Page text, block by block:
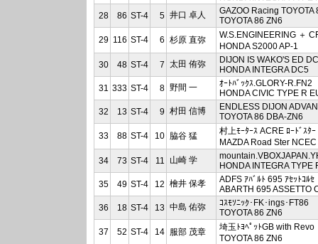
28
86 ST-4 5 井口 卓人
GAZOO Racing TOYOTA
TOYOTA 86 ZN6
29 116 ST-4 6 杉原 直弥
W.S.ENGINEERING ＋
HONDA S2000 AP-1
30
48 ST-4 7 太田 侑弥
DIJON IS WAKO'S ED
HONDA INTEGRA DC5
31 333 ST-4 8 野間 一
ｵｰﾄﾊﾞｯｸｽ.GLORY-R.FN2
HONDA CIVIC TYPE R
32
13 ST-4 9 村田 信博
ENDLESS DIJON
TOYOTA 86 DBA-ZN6
33
88 ST-4 10 脇谷 猛
村上ﾓｰﾀｰｽ ACRE ﾛｰﾄﾞｽﾀｰ
MAZDA Road Ster NCEC
34
73 ST-4 11 山崎 学
HONDA INTEGRA TYPE
35
49 ST-4 12 檜井 保孝
ADFS ｱﾊﾞﾙﾄ 695 ｱｾｯﾄｺﾙｾ
ABARTH 695 ASSETTO
36
18 ST-4 13 中島 佑弥
ｺｽﾓｿﾆｯｸ･FK･ings･FT86
TOYOTA 86 ZN6
37
52 ST-4 14 服部 茂章
埼玉ﾄﾖﾍﾟｯﾄGB with Revo
TOYOTA 86 ZN6